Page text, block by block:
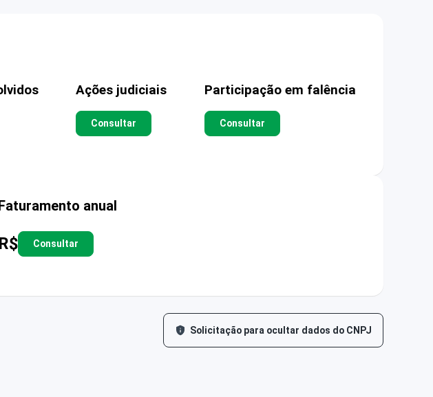
Ações judiciais
Consultar
Participação em falência
Consultar
anual
R$ Consultar
Solicitação para ocultar dados do CNPJ